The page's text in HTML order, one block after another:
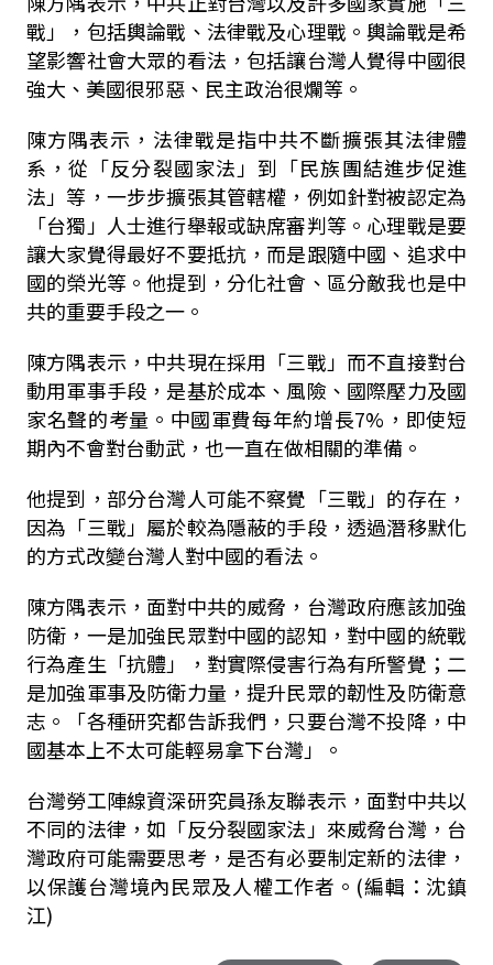
戰」，包括輿論戰、法律戰及心理戰。輿論戰是希
望影響社會大眾的看法，包括讓台灣人覺得中國很
強大、美國很邪惡、民主政治很爛等。
陳方隅表示，法律戰是指中共不斷擴張其法律體
系，從「反分裂國家法」到「民族團結進步促進
法」等，一步步擴張其管轄權，例如針對被認定為
「台獨」人士進行舉報或缺席審判等。心理戰是要
讓大家覺得最好不要抵抗，而是跟隨中國、追求中
國的榮光等。他提到，分化社會、區分敵我也是中
共的重要手段之一。
陳方隅表示，中共現在採用「三戰」而不直接對台
動用軍事手段，是基於成本、風險、國際壓力及國
家名聲的考量。中國軍費每年約增長7%，即使短
期內不會對台動武，也一直在做相關的準備。
他提到，部分台灣人可能不察覺「三戰」的存在，
因為「三戰」屬於較為隱蔽的手段，透過潛移默化
的方式改變台灣人對中國的看法。
陳方隅表示，面對中共的威脅，台灣政府應該加強
防衛，一是加強民眾對中國的認知，對中國的統戰
行為產生「抗體」，對實際侵害行為有所警覺；二
是加強軍事及防衛力量，提升民眾的韌性及防衛意
志。「各種研究都告訴我們，只要台灣不投降，中
國基本上不太可能輕易拿下台灣」。
台灣勞工陣線資深研究員孫友聯表示，面對中共以
不同的法律，如「反分裂國家法」來威脅台灣，台
灣政府可能需要思考，是否有必要制定新的法律，
以保護台灣境內民眾及人權工作者。(編輯：沈鎮
江)